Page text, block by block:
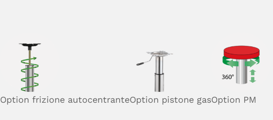
Option frizione autocentranteOption pistone gasOption PM